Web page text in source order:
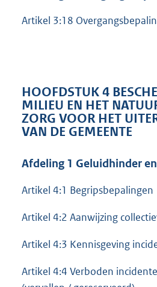
Artikel 3:18
HOOFDSTUK 4
MILIEU EN HET
ZORG VOOR HET
VAN DE GEMEENTE
Afdeling 1 Geluidhinder
Artikel 4:1 Begripsbepalingen
Artikel 4:2 Aanwijzing
Artikel 4:3 Kennisgeving
Artikel 4:4 Verboden